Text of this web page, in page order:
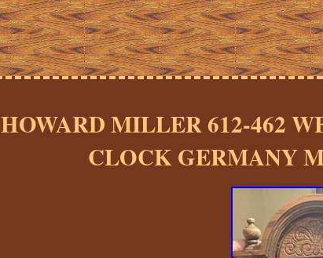
HOWARD MILLER 612-462
CLOCK GERMANY